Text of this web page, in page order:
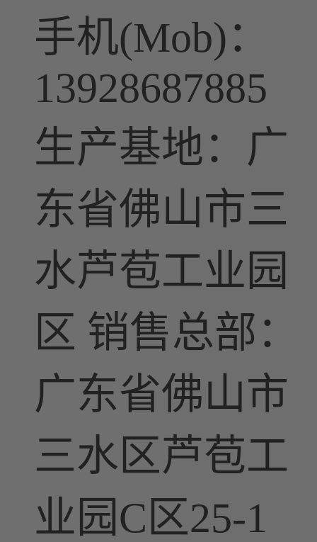
手机(Mob)：
13928687885
生产基地：广
东省佛山市三
水芦苞工业园
区 销售总部：
广东省佛山市
三水区芦苞工
业园C区25-1